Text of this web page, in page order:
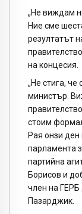
„Не виждам
Ние сме
резултатът
на концесия.
„Не стига,
министър.
стоим
Рая онзи ден
парламента
партийна
Борисов и
член на ГЕРБ
Пазарджик.